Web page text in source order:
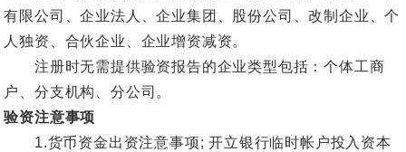
有限公司、企业法人、企业集团、股份公司、改制企业、个
人独资、合伙企业、企业增资减资。
注册时无需提供验资报告的企业类型包括：个体工商
户、分支机构、分公司。
验资注意事项
1.货币资金出资注意事项; 开立银行临时帐户投入资本